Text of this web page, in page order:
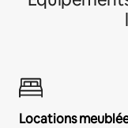
Locations